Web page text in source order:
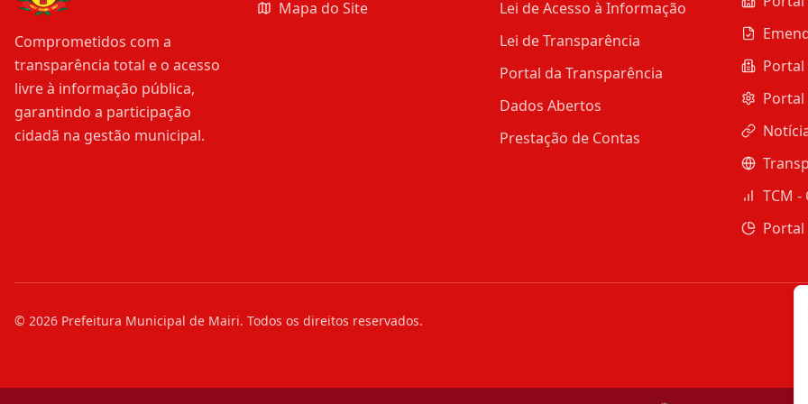
Comprometidos com a
transparência total e o acesso
livre à informação pública,
garantindo a participação
cidadã na gestão municipal.
Mapa do Site
Lei de Acesso à Informação
Lei de Transparência
Portal da Transparência
Dados Abertos
Prestação de Contas
Portal
Portal
TCM
© 2026 Prefeitura Municipal de Mairi. Todos os direitos reservados.